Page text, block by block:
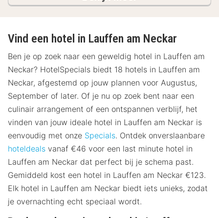
Vind een hotel in Lauffen am Neckar
Ben je op zoek naar een geweldig hotel in Lauffen am
Neckar? HotelSpecials biedt 18 hotels in Lauffen am
Neckar, afgestemd op jouw plannen voor Augustus,
September of later. Of je nu op zoek bent naar een
culinair arrangement of een ontspannen verblijf, het
vinden van jouw ideale hotel in Lauffen am Neckar is
eenvoudig met onze Specials. Ontdek onverslaanbare
hoteldeals vanaf €46 voor een last minute hotel in
Lauffen am Neckar dat perfect bij je schema past.
Gemiddeld kost een hotel in Lauffen am Neckar €123.
Elk hotel in Lauffen am Neckar biedt iets unieks, zodat
je overnachting echt speciaal wordt.